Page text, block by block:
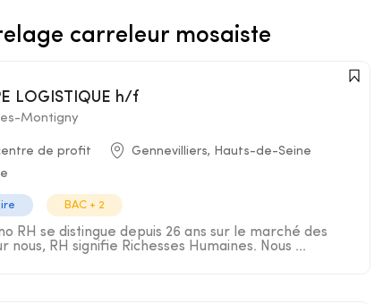
carreleur mosaiste
LOGISTIQUE h/f
Montigny
de profit
Gennevilliers, Hauts-de-Seine
BAC + 2
RH se distingue depuis 26 ans sur le marché des
nous, RH signifie Richesses Humaines. Nous ...